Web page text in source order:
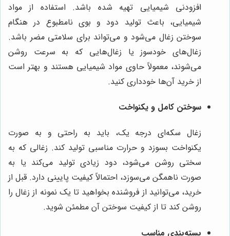
افزودنی شیمیایی تهیه شده باشد. استفاده از مواد
شیمیایی، باعث تولید دود و بوی نامطبوع در هنگام
سوختن زغال می‌شود و می‌تواند برای سلامتی مضر باشد.
زغال‌های خودسوز یا زغال‌هایی که به سرعت روشن
می‌شوند، معمولاً حاوی مواد شیمیایی هستند و بهتر است
از خرید آن‌ها خودداری کنید.
سوختن کامل و یکنواخت
زغال سکه‌ای درجه یک، باید به راحتی و به صورت
یکنواخت بسوزد و حرارت مناسبی تولید کند. زغالی که به
سختی روشن می‌شود، دود زیادی تولید می‌کند یا به
صورت ناهمگن می‌سوزد، احتمالاً کیفیت پایینی دارد. قبل از
خرید، می‌توانید از فروشنده بخواهید تا یک نمونه از زغال را
روشن کند تا از کیفیت سوختن آن مطمئن شوید.
بسته‌بندی مناسب